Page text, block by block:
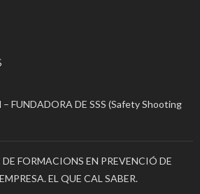
FUNDADORA DE SSS (Safety Shooting
FORMACIONS EN PREVENCIÓ DE
EL QUE CAL SABER.